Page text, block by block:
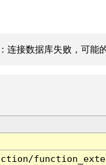
连接数据库失败，可能